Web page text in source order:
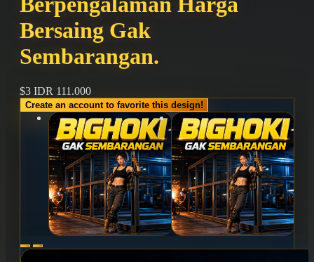
Bersaing Gak
Sembarangan.
$3 IDR 111.000
Create an account to favorite this design!